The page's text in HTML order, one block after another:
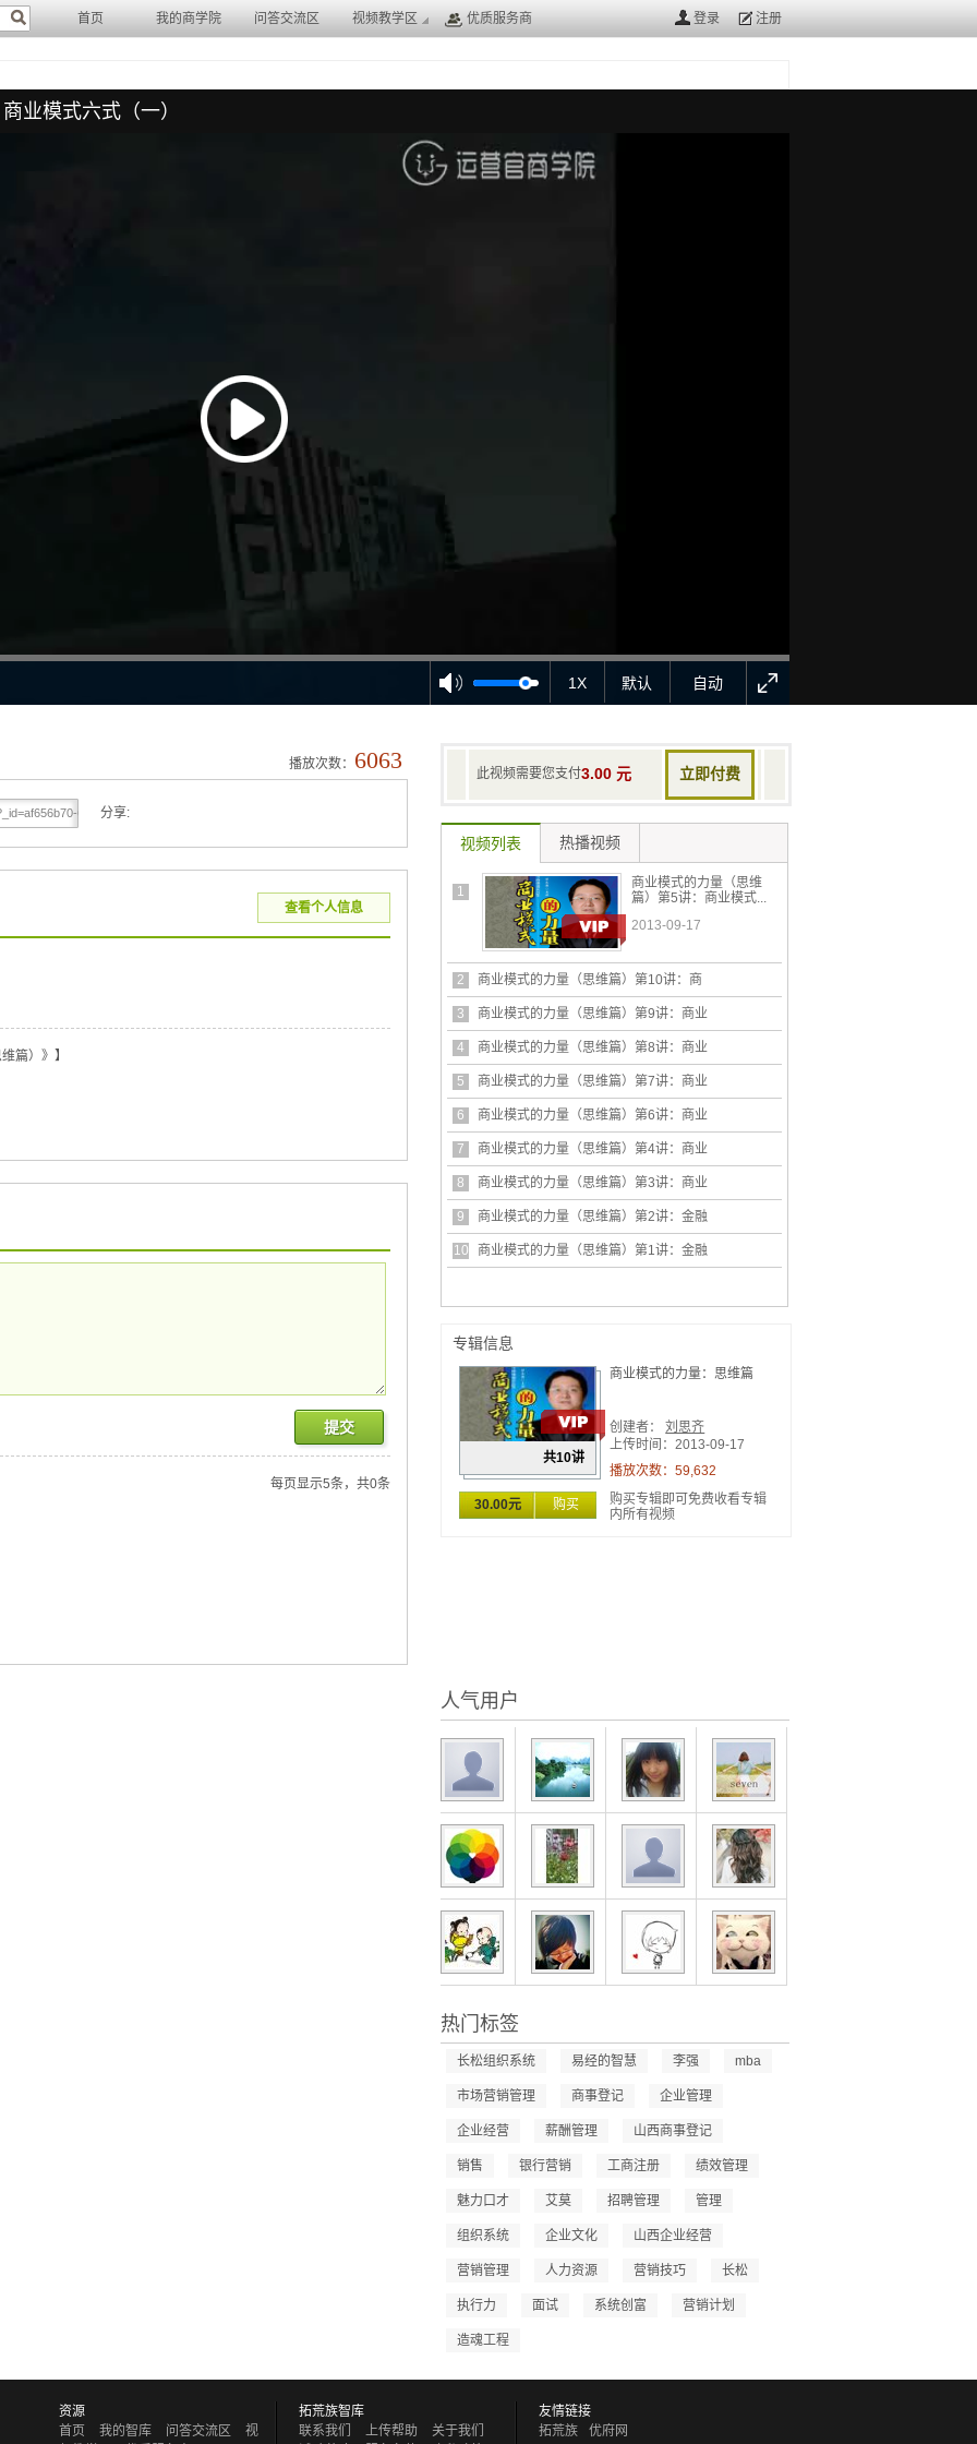
首页 我的商学院 问答交流区 视频教学区 优质服务商 注册
登录
业模式六式（一）
自动
1X 默认
此视频需要您支付3.00 元 立即付费
视频列表 热播视频
1
商业模式的力量（思维
篇）第5讲：商业模式...
2013-09-17
2 商业模式的力量（思维篇）第10讲：商
业模式六...
3 商业模式的力量（思维篇）第9讲：商业
模式六式...
4 商业模式的力量（思维篇）第8讲：商业
模式六式...
5 商业模式的力量（思维篇）第7讲：商业
模式六式...
6 商业模式的力量（思维篇）第6讲：商业
模式六式...
7 商业模式的力量（思维篇）第4讲：商业
模式创新...
8 商业模式的力量（思维篇）第3讲：商业
模式三大...
9 商业模式的力量（思维篇）第2讲：金融
危机与商...
10 商业模式的力量（思维篇）第1讲：金融
专辑信息
共10讲
30.00元 购买
商业模式的力量：思维篇
创建者：刘思齐
上传时间：2013-09-17
播放次数：59,632
购买专辑即可免费收看专辑
内所有视频
人气用户
热门标签
长松组织系统 易经的智慧 李强 mba
市场营销管理 商事登记 企业管理
企业经营 薪酬管理 山西商事登记
销售 银行营销 工商注册 绩效管理
魅力口才 艾莫 招聘管理 管理
组织系统 企业文化 山西企业经营
营销管理 人力资源 营销技巧 长松
执行力 面试 系统创富 营销计划
造魂工程
播放次数： 6063
分享:
查看个人信息
篇）》】
提交
每页显示5条，共0条
资源
首页
我的智库 问答交流区
视
拓荒族智库
联系我们
上传帮助
关于我们
友情链接
拓荒族
优府网